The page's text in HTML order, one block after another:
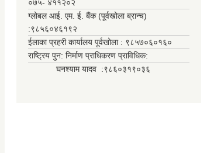
०७५- ४११२०२
ग्लोबल आई. एम. ई. बैंक (पूर्वखोला ब्रान्च)
:९८५६०४६१९२
ईलाका प्रहरी कार्यालय पूर्वखोला : ९८५७०६०१६०
राष्ट्रिय पुन: निर्माण प्राधिकरण प्राविधिक:
घनश्याम यादव :९८६०३१९०३६